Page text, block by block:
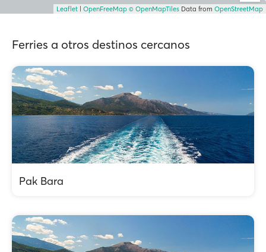
Leaflet OpenFreeMap © OpenMapTiles Data from OpenStreetMap
Ferries a otros destinos cercanos
Pak Bara